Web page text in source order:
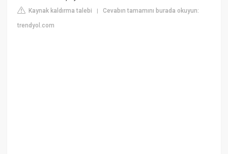
Kaynak kaldırma talebi |Cevabın tamamını burada okuyun:
trendyol.com